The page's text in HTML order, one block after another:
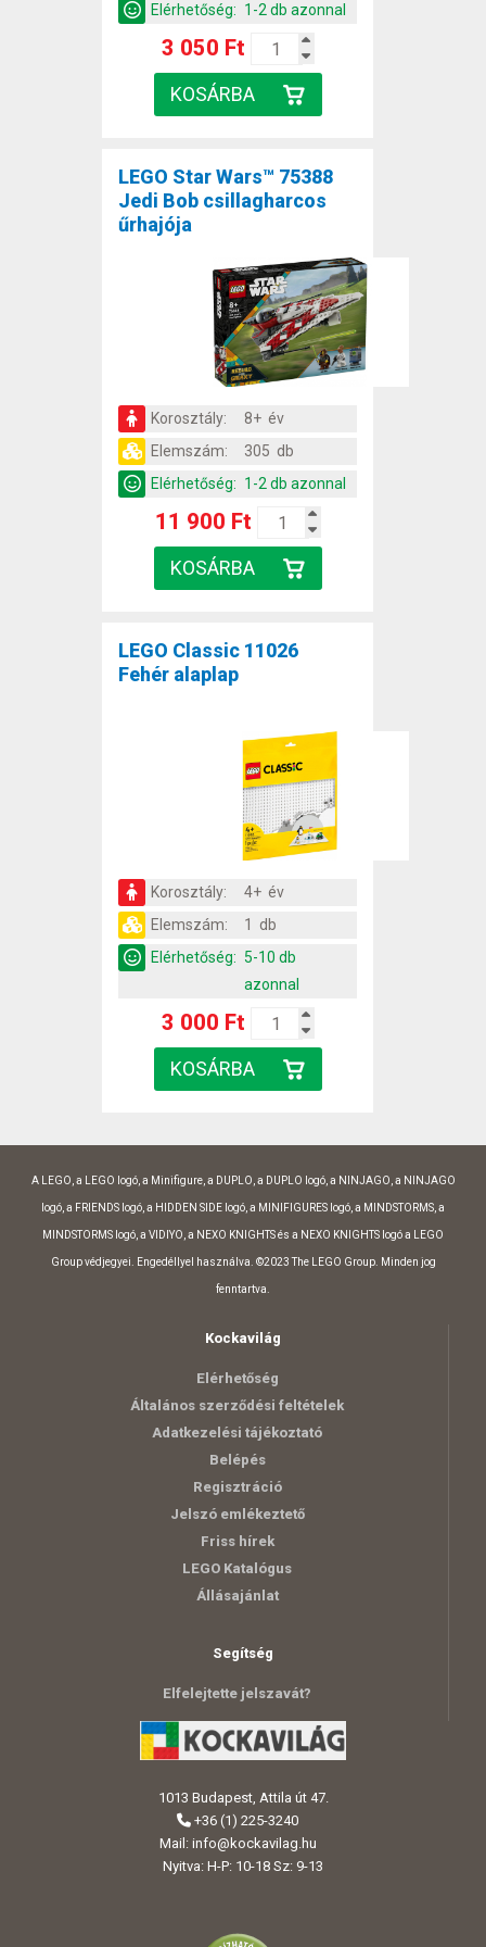
Elérhetőség: 1-2 db azonnal
3 050 Ft
LEGO Star Wars™ 75388
Jedi Bob csillagharcos
űrhajója
Korosztály:
8+ év
Elemszám:
305 db
Elérhetőség: 1-2 db azonnal
11 900 Ft
LEGO Classic 11026
Fehér alaplap
Korosztály:
4+ év
Elemszám:
1 db
Elérhetőség: 5-10 db
azonnal
3 000 Ft
A LEGO, a LEGO logó, a Minifigure, a DUPLO, a DUPLO logó, a NINJAGO, a NINJAGO
logó, a FRIENDS logó, a HIDDEN SIDE logó, a MINIFIGURES logó, a MINDSTORMS, a
MINDSTORMS logó, a VIDIYO, a NEXO KNIGHTS és a NEXO KNIGHTS logó a LEGO
Group védjegyei. Engedéllyel használva. ©2023 The LEGO Group. Minden jog
fenntartva.
Kockavilág
Elérhetőség
Általános szerződési feltételek
Adatkezelési tájékoztató
Belépés
Regisztráció
Jelszó emlékeztető
Friss hírek
LEGO Katalógus
Állásajánlat
Segítség
Elfelejtette jelszavát?
1013 Budapest, Attila út 47.
+36 (1) 225-3240
Mail: info@kockavilag.hu
Nyitva: H-P: 10-18 Sz: 9-13